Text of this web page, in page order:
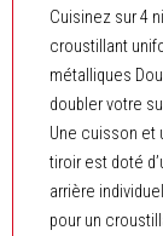
Cuisinez sur 4
croustillant
métalliques
doubler votre
Une cuisson et
tiroir est doté
arrière
pour un